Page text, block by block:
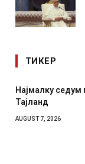
ТИКЕР
СОЗИС:
AUGUST 7,